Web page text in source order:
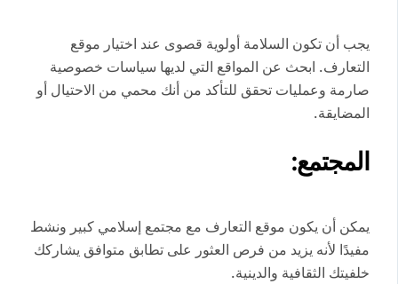
يجب أن تكون السلامة أولوية قصوى عند اختيار موقع
التعارف. ابحث عن المواقع التي لديها سياسات خصوصية
صارمة وعمليات تحقق للتأكد من أنك محمي من الاحتيال أو
المضايقة.
المجتمع:
يمكن أن يكون موقع التعارف مع مجتمع إسلامي كبير ونشط
مفيدًا لأنه يزيد من فرص العثور على تطابق متوافق يشاركك
خلفيتك الثقافية والدينية.